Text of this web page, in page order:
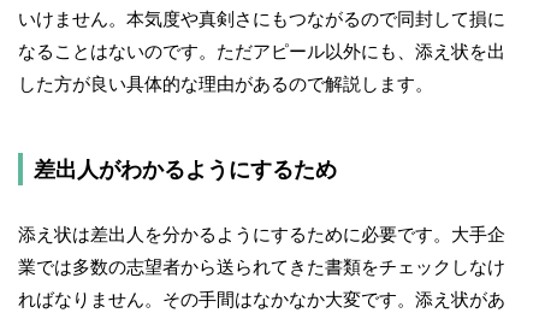
いけません。本気度や真剣さにもつながるので同封して損に
なることはないのです。ただアピール以外にも、添え状を出
した方が良い具体的な理由があるので解説します。
差出人がわかるようにするため
添え状は差出人を分かるようにするために必要です。大手企
業では多数の志望者から送られてきた書類をチェックしなけ
ればなりません。その手間はなかなか大変です。添え状があ